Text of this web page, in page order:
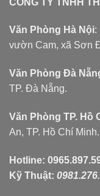
Văn Phòng Hà Nội:
vườn Cam, xã Sơn
Văn Phòng Đà
TP. Đà Nẵng.
Văn Phòng TP. Hồ
An, TP. Hồ Chí Minh.
Hotline:
Kỹ Thuật: